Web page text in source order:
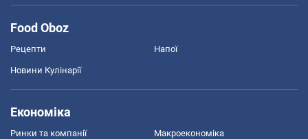
Food Oboz
Рецепти Напої
Новини Кулінарії
Економіка
Ринки та компанії Макроекономіка